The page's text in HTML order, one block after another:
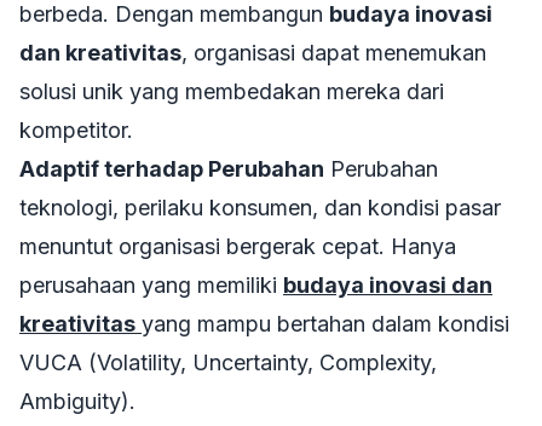
berbeda. Dengan membangun budaya inovasi
dan kreativitas, organisasi dapat menemukan
solusi unik yang membedakan mereka dari
kompetitor.
Adaptif terhadap Perubahan Perubahan
teknologi, perilaku konsumen, dan kondisi pasar
menuntut organisasi bergerak cepat. Hanya
perusahaan yang memiliki budaya inovasi dan
kreativitas yang mampu bertahan dalam kondisi
VUCA (Volatility, Uncertainty, Complexity,
Ambiguity).